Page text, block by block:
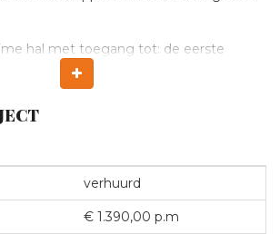
hal met toegang tot: de eerste
keuken met ingebouwde vaatwasser,
en afzuigkap, tweede ruime
toilet, en separate inbouwkast
Er is ook nog een (privé)
welke bereikbaar is met openslaande
is voorzien van een parketvloer en
verhuurd
€ 1.390,00 p.m